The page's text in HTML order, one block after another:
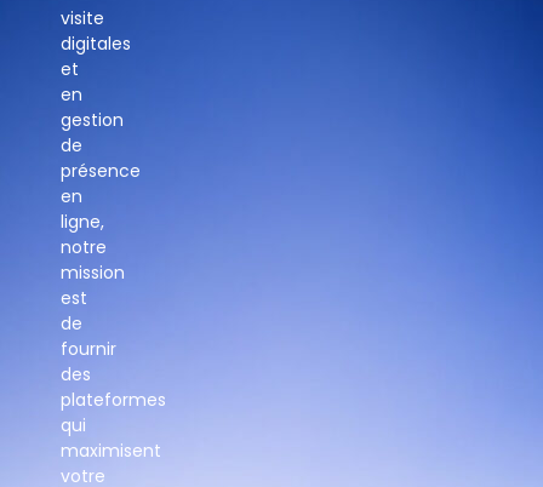
visite
digitales
et
en
gestion
de
présence
en
ligne,
notre
mission
est
de
fournir
des
plateformes
qui
maximisent
votre